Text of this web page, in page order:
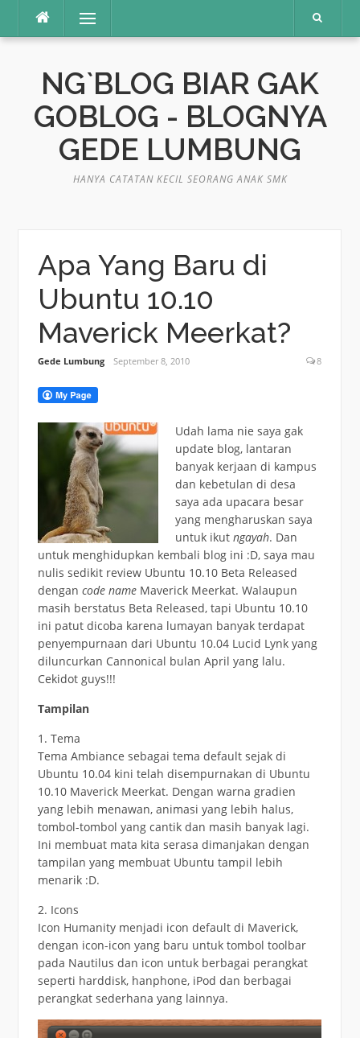
content
Menu
NG`BLOG BIAR GAK
GOBLOG - BLOGNYA
GEDE LUMBUNG
HANYA CATATAN KECIL SEORANG ANAK SMK
Apa Yang Baru di
Ubuntu 10.10
Maverick Meerkat?
Gede Lumbung September 8, 2010 8
Udah lama nie saya gak
update blog, lantaran
banyak kerjaan di kampus
dan kebetulan di desa
saya ada upacara besar
yang mengharuskan saya
untuk ikut ngayah. Dan
untuk menghidupkan kembali blog ini :D, saya mau
nulis sedikit review Ubuntu 10.10 Beta Released
dengan code nameMaverick Meerkat. Walaupun
masih berstatus Beta Released, tapi Ubuntu 10.10
ini patut dicoba karena lumayan banyak terdapat
penyempurnaan dari Ubuntu 10.04 Lucid Lynk yang
diluncurkan Cannonical bulan April yang lalu.
Cekidot guys!!!
Tampilan
1. Tema
Tema Ambiance sebagai tema default sejak di
Ubuntu 10.04 kini telah disempurnakan di Ubuntu
10.10 Maverick Meerkat. Dengan warna gradien
yang lebih menawan, animasi yang lebih halus,
tombol-tombol yang cantik dan masih banyak lagi.
Ini membuat mata kita serasa dimanjakan dengan
tampilan yang membuat Ubuntu tampil lebih
menarik :D.
2. Icons
Icon Humanity menjadi icon default di Maverick,
dengan icon-icon yang baru untuk tombol toolbar
pada Nautilus dan icon untuk berbagai perangkat
seperti harddisk, hanphone, iPod dan berbagai
perangkat sederhana yang lainnya.